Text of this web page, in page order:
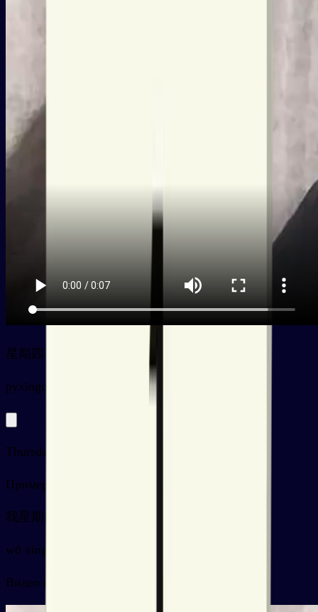
星期四
pyxīngqīsì
Thursday
Примеры
我星期四要上班
wǒ xīngqīsì yào shàngbān
Видео карточки